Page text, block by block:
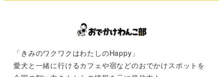
「きみのワクワクはわたしのHappy」
愛犬と一緒に行けるカフェや宿などのおでかけスポットを